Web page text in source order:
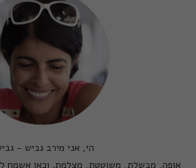
הי, אני מירב גביש -
אופה, מבשלת, משוטטת, מצלמת. וכאן אשמח